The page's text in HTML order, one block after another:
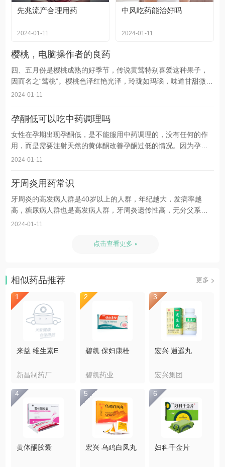
先兆流产合理用药
2024-01-11
中风吃药能治好吗
2024-01-11
樱桃，电脑操作者的良药
四、五月份是樱桃成熟的好季节，传说黄莺特别喜爱这种果子，
因而名之“莺桃”。樱桃色泽红艳光泽，玲珑如玛瑙，味道甘甜微
酸，可养颜美容，是公认的美容佳品。据专家介绍，樱桃还有一
睛过久地注视屏幕，会使视网膜上的感光物质消耗过多，如果不
能及时补充维生素A和相关营养素，容易导致眼痛、视力下降、怕
光等症状，甚至诱发夜盲症。据测定每100克新鲜樱桃中维生素A
2024-01-11
孕酮低可以吃中药调理吗
女性在孕期出现孕酮低，是不能服用中药调理的，没有任何的作
用，而是需要注射天然的黄体酮改善孕酮过低的情况。因为孕酮
过低是指孕妇卵巢黄体分泌过少所致的，需要及时的补充黄体酮
不能服用中药调理。如果女性在孕期被检查发现孕酮偏低，需要
及时的进行治疗，但是由于孕期的特殊性，很多女性更倾向于选
择中医治疗，希望通过服用中药进行改善，不过也有些人对于此
种观点并
2024-01-11
牙周炎用药常识
牙周炎的高发病人群是40岁以上的人群，年纪越大，发病率越
高，糖尿病人群也是高发病人群，牙周炎遗传性高，无分父系母
系，甚至隔代遗传。如果牙齿有不同程度的松动、咬物无力、牙
时很好的得到治疗和控制，则会造成牙齿松动脱落，直接会影响
龈炎和
2024-01-11
点击查看更多
相似药品推荐 更多
1
来益 维生素E
新昌制药厂
2
碧凯 保妇康栓
碧凯药业
3
宏兴 逍遥丸
宏兴集团
4
黄体酮胶囊
5
宏兴 乌鸡白凤丸
6
妇科千金片